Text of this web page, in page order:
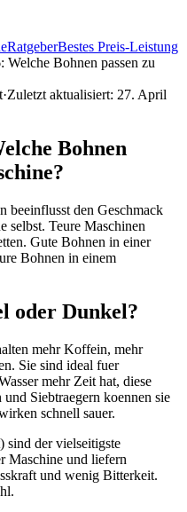
RatgeberBestes Preis-Leistung
Welche Bohnen passen zu
·Zuletzt aktualisiert: 27. April
Bohnen
beeinflusst den Geschmack
selbst. Teure Maschinen
Gute Bohnen in einer
Bohnen in einem
oder Dunkel?
mehr Koffein, mehr
Sie sind ideal fuer
mehr Zeit hat, diese
Siebtraegern koennen sie
schnell sauer.
sind der vielseitigste
Maschine und liefern
und wenig Bitterkeit.